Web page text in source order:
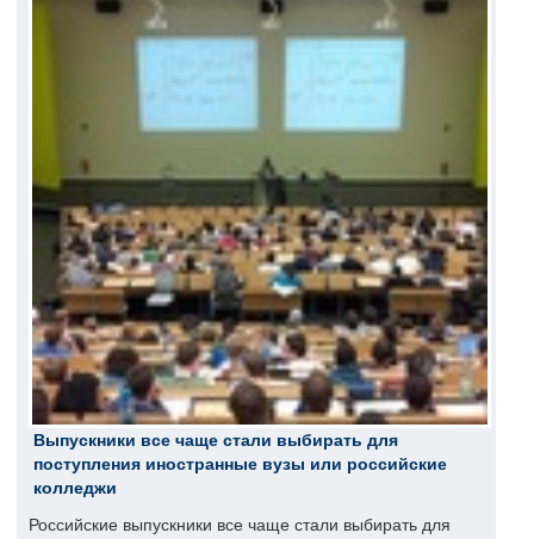
Выпускники все чаще стали выбирать для
поступления иностранные вузы или российские
колледжи
Российские выпускники все чаще стали выбирать для